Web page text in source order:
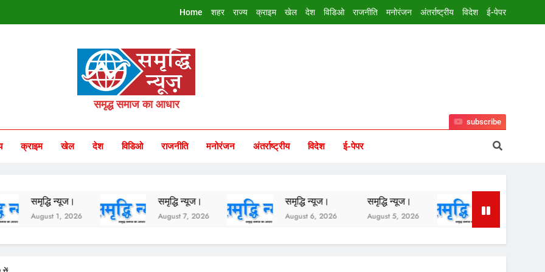
Home शहर राज्य क्राइम खेल देश विडिओ राजनीति मनोरंजन अंतर्राष्ट्रीय विदेश ई-पेपर
Samachar
समृद्ध समाज का आधार
क्राइम खेल देश विडिओ राजनीति मनोरंजन अंतर्राष्ट्रीय विदेश ई-पेपर
subscribe
समृद्धि न्यूज।
August 1, 2026
समृद्धि न्यूज।
August 7, 2026
समृद्धि न्यूज।
August 6, 2026
समृद्धि न्यूज।
August 5, 2026
समृद्धि न्यूज।
August 3, 2026